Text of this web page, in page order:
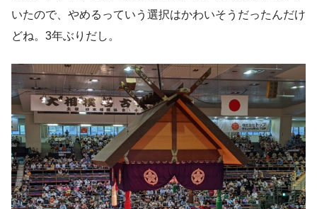
いたので、やめるっていう選択はかわいそうだったんだけ
どね。3年ぶりだし。